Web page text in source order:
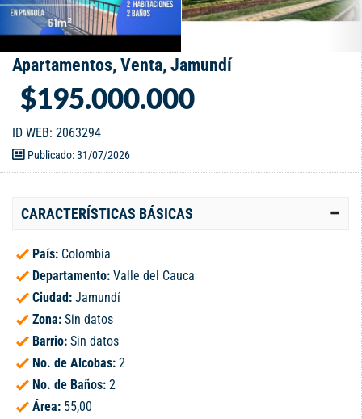
Apartamentos, Venta, Jamundí
$195.000.000
ID WEB: 2063294
Publicado: 31/07/2026
CARACTERÍSTICAS BÁSICAS
País: Colombia
Departamento: Valle del Cauca
Ciudad: Jamundí
Zona: Sin datos
Barrio: Sin datos
No. de Alcobas: 2
No. de Baños: 2
Área: 55,00